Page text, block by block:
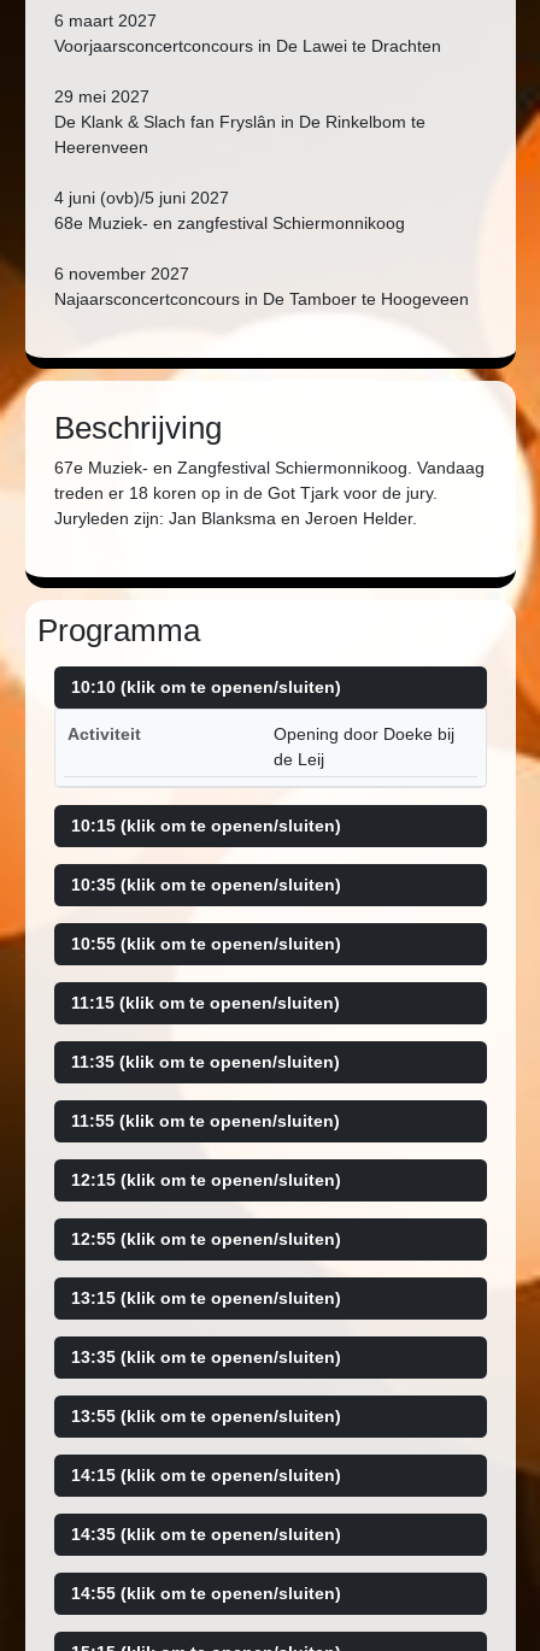
6 maart 2027
Voorjaarsconcertconcours in De Lawei te Drachten
29 mei 2027
De Klank & Slach fan Fryslân in De Rinkelbom te
Heerenveen
4 juni (ovb)/5 juni 2027
68e Muziek- en zangfestival Schiermonnikoog
6 november 2027
Najaarsconcertconcours in De Tamboer te Hoogeveen
Beschrijving
67e Muziek- en Zangfestival Schiermonnikoog. Vandaag
treden er 18 koren op in de Got Tjark voor de jury.
Juryleden zijn: Jan Blanksma en Jeroen Helder.
Programma
10:10 (klik om te openen/sluiten)
Activiteit
Opening door Doeke bij
de Leij
10:15 (klik om te openen/sluiten)
10:35 (klik om te openen/sluiten)
10:55 (klik om te openen/sluiten)
11:15 (klik om te openen/sluiten)
11:35 (klik om te openen/sluiten)
11:55 (klik om te openen/sluiten)
12:15 (klik om te openen/sluiten)
12:55 (klik om te openen/sluiten)
13:15 (klik om te openen/sluiten)
13:35 (klik om te openen/sluiten)
13:55 (klik om te openen/sluiten)
14:15 (klik om te openen/sluiten)
14:35 (klik om te openen/sluiten)
14:55 (klik om te openen/sluiten)